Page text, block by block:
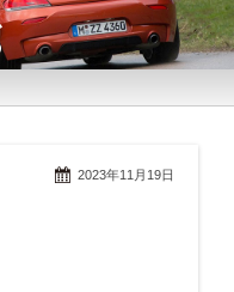
2023年11月19日